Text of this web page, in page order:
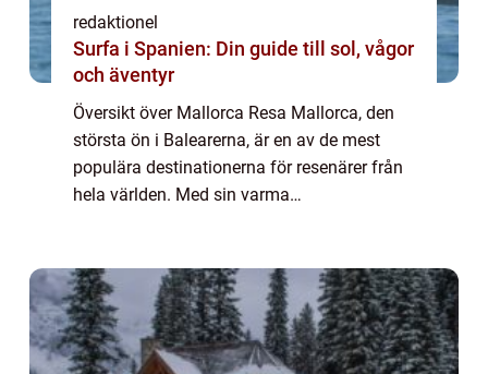
redaktionel
Surfa i Spanien: Din guide till sol, vågor
och äventyr
Översikt över Mallorca Resa Mallorca, den
största ön i Balearerna, är en av de mest
populära destinationerna för resenärer från
hela världen. Med sin varma
varje typ a...